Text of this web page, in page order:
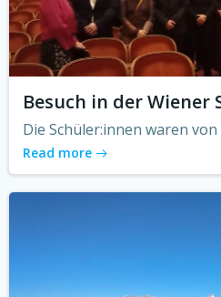
Besuch in der Wiener
Die Schüler:innen waren
Read more